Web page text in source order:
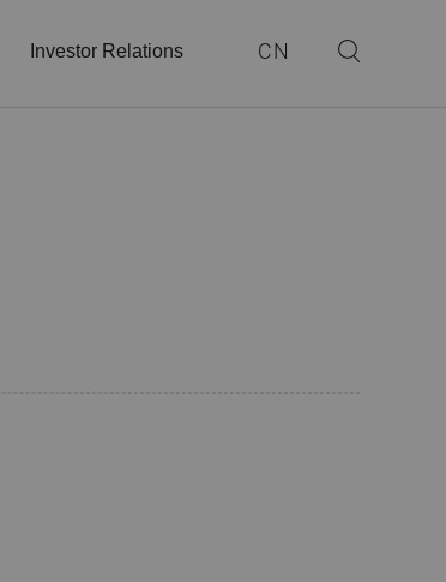
Investor Relations CN